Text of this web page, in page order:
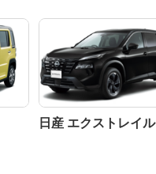
日産 エクストレイル